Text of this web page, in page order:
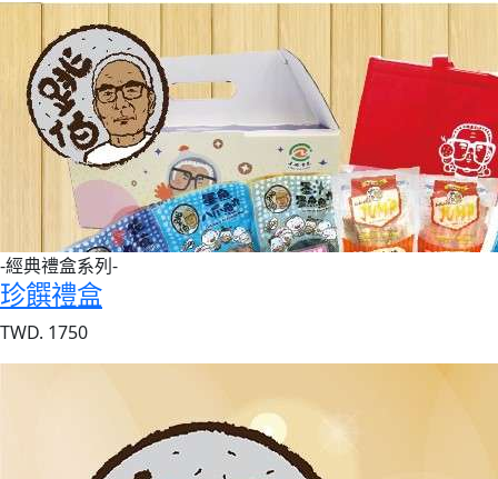
-經典禮盒系列-
珍饌禮盒
TWD. 1750